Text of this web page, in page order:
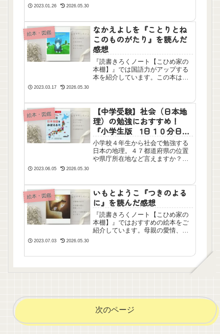
ことが目的の絵本です。１０歳以
下のお子さんにはぜひ隣で一緒に
読んであげてください。
2023.01.26 2026.05.30
絵本・図鑑
なかえよしを『ことりとね
このものがたり』を読んだ
感想
『読書きろくノート【こひめ家の
本棚】』では国語力がアップする
本を紹介しています。この本は
達のことを思いやる、心があたた
かくなる絵本です。感動します！
2023.03.17 2026.05.30
絵本・図鑑
【中学受験】社会（日本地
理）の勉強におすすめ！
『小学生版 1日１０分日本
地図をおぼえる本』
小学校４年生から社会で勉強する
日本の地理。４７都道府県の位置
や県庁所在地など言えますか？中
覚えられる良書です！
2023.06.05 2026.05.30
絵本・図鑑
いもとようこ『つきのよる
に』を読んだ感想
『読書きろくノート【こひめ家の
本棚】』ではおすすめの絵本をご
紹介しています。母親の愛情、子
2023.07.03 2026.05.30
次のページ